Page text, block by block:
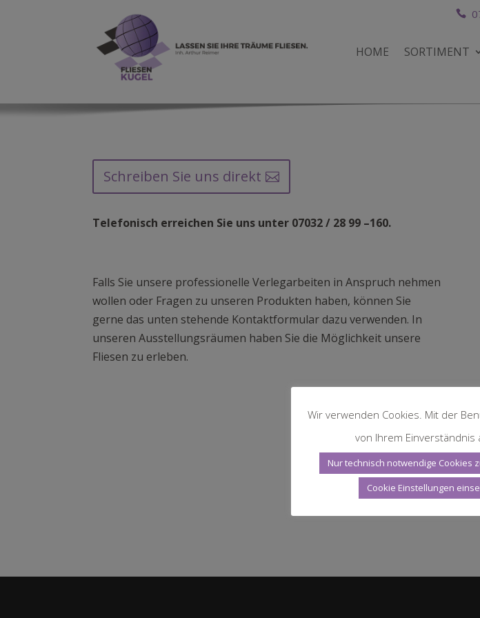
HOME SORTIMENT
Schreiben Sie uns direkt
Telefonisch erreichen Sie uns unter 07032 / 28 99 –160.
Falls Sie unsere professionelle Verlegarbeiten in Anspruch nehmen
wollen oder Fragen zu unseren Produkten haben, können Sie
gerne das unten stehende Kontaktformular dazu verwenden. In
unseren Ausstellungsräumen haben Sie die Möglichkeit unsere
Fliesen zu erleben.
Wir verwenden Cookies. Mit der
von Ihrem Einverständnis
Nur technisch notwendige Cookies
Cookie Einstellungen